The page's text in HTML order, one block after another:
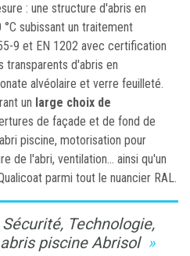
: une structure d'abris en
subissant un traitement
9 et EN 1202 avec certification
transparents d'abris en
alvéolaire et verre feuilleté.
un large choix de
de façade et de fond de
piscine, motorisation pour
de l'abri, ventilation... ainsi qu'un
parmi tout le nuancier RAL.
Technologie,
piscine Abrisol